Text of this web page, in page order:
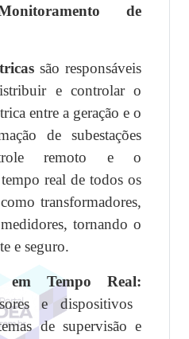
de
são responsáveis
e controlar o
entre a geração e o
de subestações
remoto e o
real de todos os
transformadores,
tornando o
e seguro.
em Tempo Real:
e dispositivos
de supervisão e